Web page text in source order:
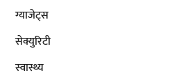
ग्याजेट्स
सेक्युरिटी
स्वास्थ्य